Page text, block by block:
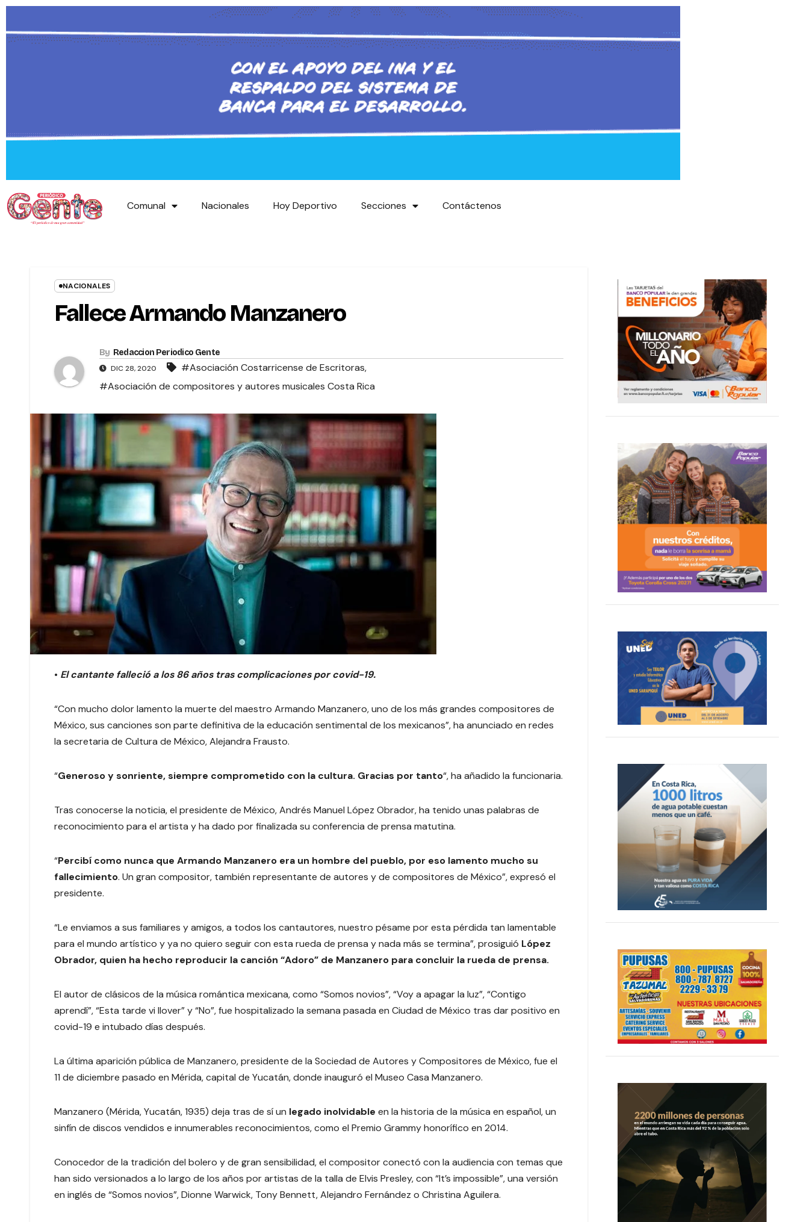
Comunal Nacionales Hoy Deportivo Secciones Contáctenos
NACIONALES
Fallece Armando Manzanero
By Redaccion Periodico Gente
DIC 28, 2020 #Asociación Costarricense de Escritoras,
#Asociación de compositores y autores musicales Costa Rica
• El cantante falleció a los 86 años tras complicaciones por covid-19.
“Con mucho dolor lamento la muerte del maestro Armando Manzanero, uno de los más grandes compositores de
México, sus canciones son parte definitiva de la educación sentimental de los mexicanos”, ha anunciado en redes
la secretaria de Cultura de México, Alejandra Frausto.
“Generoso y sonriente, siempre comprometido con la cultura. Gracias por tanto“, ha añadido la funcionaria.
Tras conocerse la noticia, el presidente de México, Andrés Manuel López Obrador, ha tenido unas palabras de
reconocimiento para el artista y ha dado por finalizada su conferencia de prensa matutina.
“Percibí como nunca que Armando Manzanero era un hombre del pueblo, por eso lamento mucho su
fallecimiento. Un gran compositor, también representante de autores y de compositores de México”, expresó el
presidente.
“Le enviamos a sus familiares y amigos, a todos los cantautores, nuestro pésame por esta pérdida tan lamentable
para el mundo artístico y ya no quiero seguir con esta rueda de prensa y nada más se termina”, prosiguió López
Obrador, quien ha hecho reproducir la canción “Adoro” de Manzanero para concluir la rueda de prensa.
El autor de clásicos de la música romántica mexicana, como “Somos novios”, “Voy a apagar la luz”, “Contigo
aprendí”, “Esta tarde vi llover” y “No”, fue hospitalizado la semana pasada en Ciudad de México tras dar positivo en
covid-19 e intubado días después.
La última aparición pública de Manzanero, presidente de la Sociedad de Autores y Compositores de México, fue el
11 de diciembre pasado en Mérida, capital de Yucatán, donde inauguró el Museo Casa Manzanero.
Manzanero (Mérida, Yucatán, 1935) deja tras de sí un legado inolvidable en la historia de la música en español, un
sinfín de discos vendidos e innumerables reconocimientos, como el Premio Grammy honorífico en 2014.
Conocedor de la tradición del bolero y de gran sensibilidad, el compositor conectó con la audiencia con temas que
han sido versionados a lo largo de los años por artistas de la talla de Elvis Presley, con “It’s impossible”, una versión
en inglés de “Somos novios”, Dionne Warwick, Tony Bennett, Alejandro Fernández o Christina Aguilera.